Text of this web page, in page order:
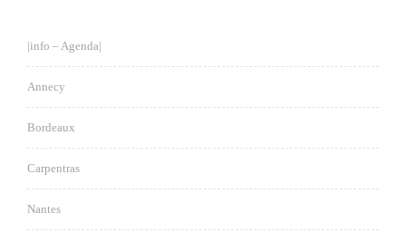
|info – Agenda|
Annecy
Bordeaux
Carpentras
Nantes